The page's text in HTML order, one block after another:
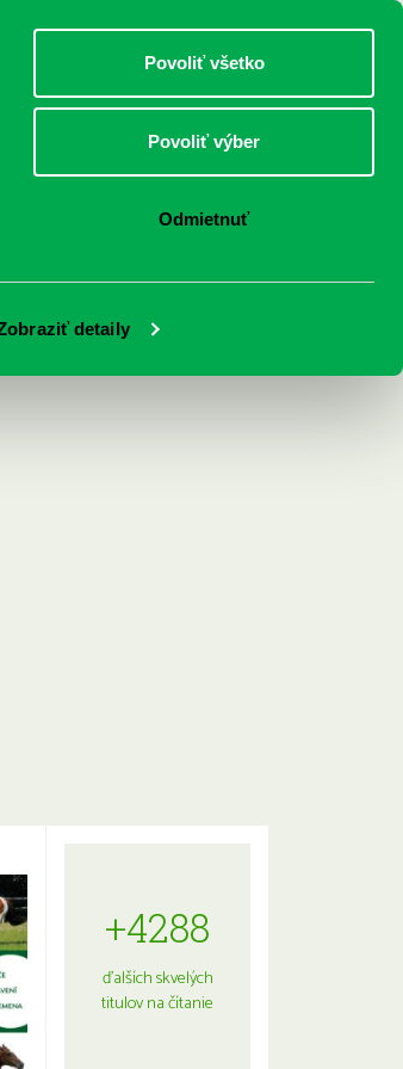
detaily
Povoliť všetko
Povoliť výber
Odmietnuť
DOSPELÍ
v
+4288
ďalších skvelých
titulov na čítanie